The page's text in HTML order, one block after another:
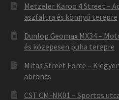
Metzeler Karoo 4 Street –
aszfaltra és könnyű terepre
Dunlop Geomax MX34 –
és közepesen puha terepre
Mitas Street Force –
abroncs
CST CM-NK01 – Sportos